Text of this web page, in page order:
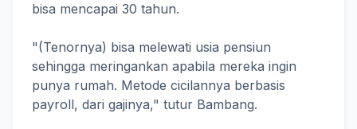
bisa mencapai 30 tahun.
"(Tenornya) bisa melewati usia pensiun
sehingga meringankan apabila mereka ingin
punya rumah. Metode cicilannya berbasis
payroll, dari gajinya," tutur Bambang.